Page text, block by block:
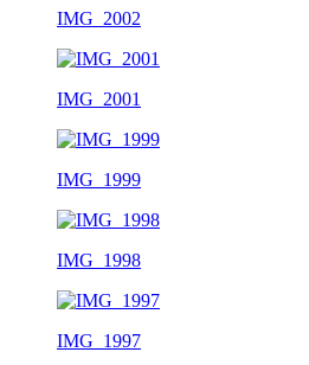
IMG_2002
IMG_2001
IMG_1999
IMG_1998
IMG_1997